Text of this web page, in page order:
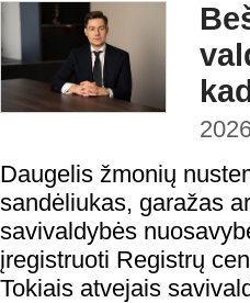
Daugelis žmonių
sandėliukas, garažas
savivaldybės
įregistruoti Registrų
Tokiais atvejais